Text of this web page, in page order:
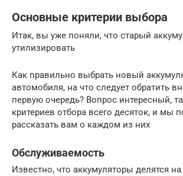
Основные критерии выбора
Итак, вы уже поняли, что старый
утилизировать
Как правильно выбрать новый
автомобиля, на что следует обратить
первую очередь? Вопрос интересный,
критериев отбора всего десяток, и мы
рассказать вам о каждом из них
Обслуживаемость
Известно, что аккумуляторы делятся